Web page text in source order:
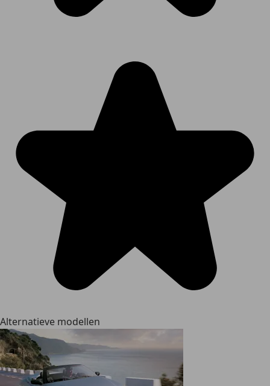
Alternatieve modellen